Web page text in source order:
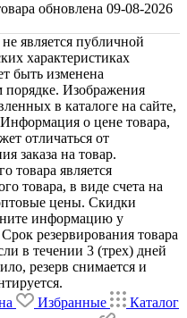
обновлена 09-08-2026
является публичной
характеристиках
быть изменена
порядке. Изображения
в каталоге на сайте,
о цене товара,
отличаться от
заказа на товар.
товара является
товара, в виде счета на
цены. Скидки
информацию у
резервирования товара
в течении 3 (трех) дней
резерв снимается и
Избранные
Каталог